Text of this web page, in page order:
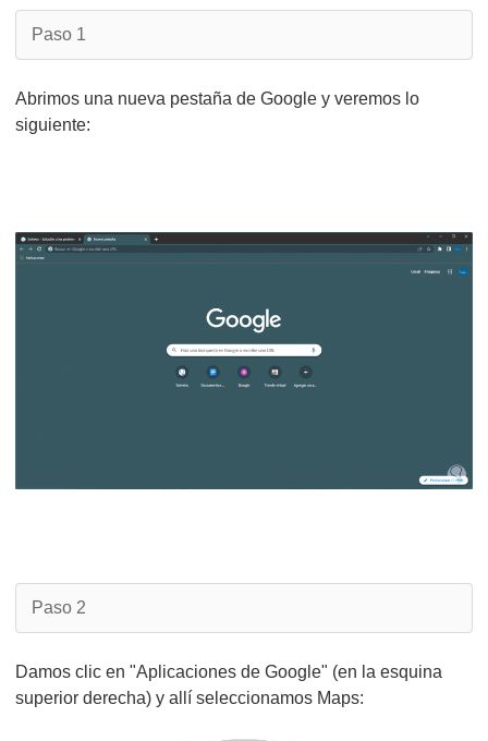
Paso 1
Abrimos una nueva pestaña de Google y veremos lo
siguiente:
Paso 2
Damos clic en "Aplicaciones de Google" (en la esquina
superior derecha) y allí seleccionamos Maps: